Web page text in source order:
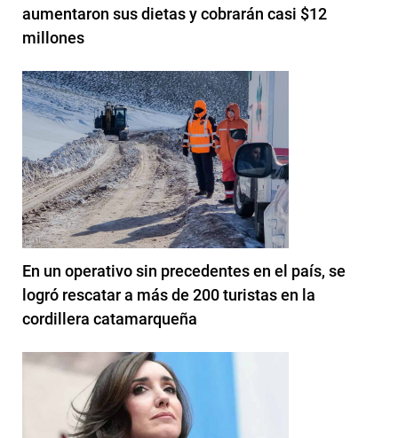
aumentaron sus dietas y cobrarán casi $12
millones
En un operativo sin precedentes en el país, se
logró rescatar a más de 200 turistas en la
cordillera catamarqueña